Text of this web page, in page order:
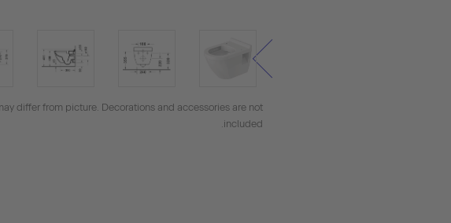
differ from picture. Decorations and accessories are not
included.